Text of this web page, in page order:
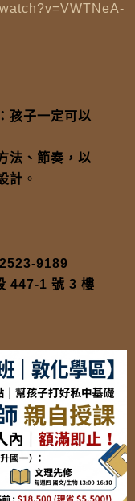
孩子一定可以
法、節奏，以
計 。
9189
447-1 號 3 樓